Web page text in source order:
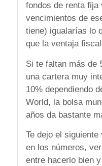
fondos de renta fija
vencimientos de
tiene) igualarías lo
que la ventaja
Si te faltan más de
una cartera muy
10% dependiendo
World, la bolsa
años da bastante
Te dejo el
en los números,
entre hacerlo bien